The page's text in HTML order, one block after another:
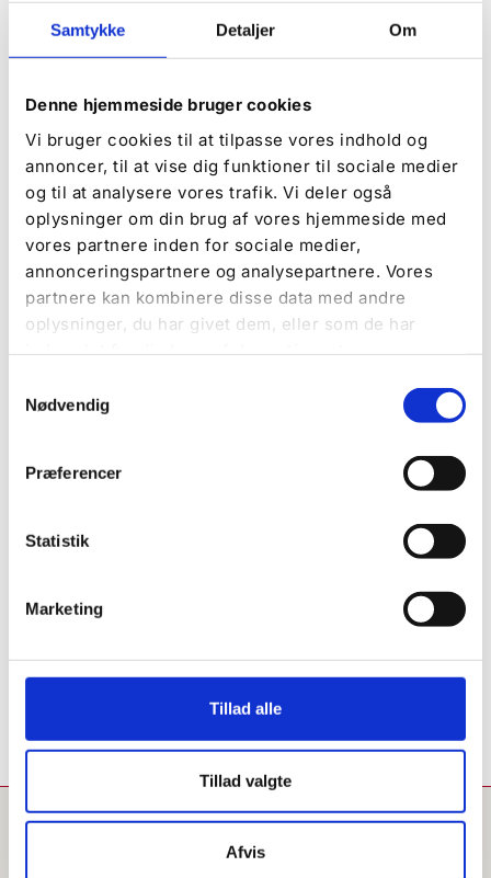
Samtykke Detaljer Om
Denne hjemmeside bruger cookies
Vi bruger cookies til at tilpasse vores indhold og
annoncer, til at vise dig funktioner til sociale medier
og til at analysere vores trafik. Vi deler også
oplysninger om din brug af vores hjemmeside med
vores partnere inden for sociale medier,
annonceringspartnere og analysepartnere. Vores
partnere kan kombinere disse data med andre
oplysninger, du har givet dem, eller som de har
indsamlet fra din brug af deres tjenester.
Nødvendig
Præferencer
Statistik
Marketing
Tillad alle
Tillad valgte
Afvis
Aktivitäten und Events auf dem
Platz
Im Laufe des Jahres haben wir eine Reihe von
Aktivitäten und Events, die immer sehr beliebt auf
dem Campingplatz sind.
Mehr erfahren
Bei De Hvide Svaner bieten wir Hütten für jeden
Fjordhütte mit Blick auf den Fjord, einer
Schwanenhütte mit Platz für die ganze Familie?
Egal, was Sie suchen, wir haben garantiert eine
Mehr über die Hütten erfahren